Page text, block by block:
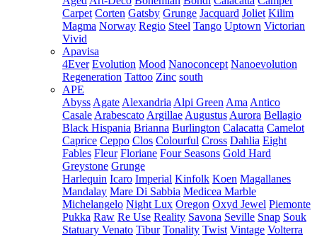
Carpet Corten Gatsby Grunge Jacquard Joliet Kilim
Magma Norway Regio Steel Tango Uptown Victorian
Vivid
Apavisa
4Ever Evolution Mood Nanoconcept Nanoevolution
Regeneration Tattoo Zinc south
APE
Abyss Agate Alexandria Alpi Green Ama Antico
Casale Arabescato Argillae Augustus Aurora Bellagio
Black Hispania Brianna Burlington Calacatta Camelot
Caprice Ceppo Clos Colourful Cross Dahlia Eight
Fables Fleur Floriane Four Seasons Gold Hard
Greystone Grunge
Harlequin Icaro Imperial Kinfolk Koen Magallanes
Mandalay Mare Di Sabbia Medicea Marble
Michelangelo Night Lux Oregon Oxyd Jewel Piemonte
Pukka Raw Re Use Reality Savona Seville Snap Souk
Statuary Venato Tibur Tonality Twist Vintage Volterra